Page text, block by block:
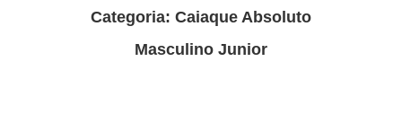
Categoria: Caiaque Absoluto
Masculino Junior